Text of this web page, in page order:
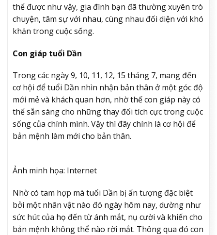
thể được như vậy, gia đình bạn đã thường xuyên trò
chuyện, tâm sự với nhau, cùng nhau đối diện với khó
khăn trong cuộc sống.
Con giáp tuổi Dần
Trong các ngày 9, 10, 11, 12, 15 tháng 7, mang đến
cơ hội để tuổi Dần nhìn nhận bản thân ở một góc độ
mới mẻ và khách quan hơn, nhờ thế con giáp này có
thể sẵn sàng cho những thay đổi tích cực trong cuộc
sống của chính mình. Vậy thì đây chính là cơ hội để
bản mệnh làm mới cho bản thân.
Ảnh minh họa: Internet
Nhờ có tam hợp mà tuổi Dần bị ấn tượng đặc biệt
bởi một nhân vật nào đó ngày hôm nay, dường như
sức hút của họ đến từ ánh mắt, nụ cười và khiến cho
bản mệnh không thể nào rời mắt. Thông qua đó con